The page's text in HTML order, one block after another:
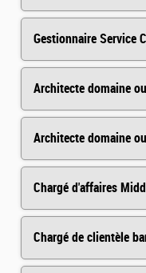
Gestionnaire Service
Architecte domaine
Architecte domaine
Chargé de clientèle